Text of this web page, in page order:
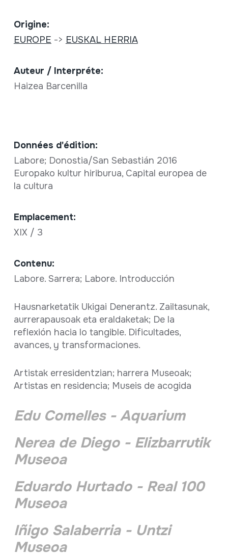
Origine:
EUROPE -> EUSKAL HERRIA
Auteur / Interpréte:
Haizea Barcenilla
Données d'édition:
Labore; Donostia/San Sebastián 2016
Europako kultur hiriburua, Capital europea de
la cultura
Emplacement:
XIX / 3
Contenu:
Labore. Sarrera; Labore. Introducción
Hausnarketatik Ukigai Denerantz. Zailtasunak,
aurrerapausoak eta eraldaketak; De la
reflexión hacia lo tangible. Dificultades,
avances, y transformaciones.
Artistak erresidentzian; harrera Museoak;
Artistas en residencia; Museis de acogida
Edu Comelles - Aquarium
Nerea de Diego - Elizbarrutik
Museoa
Eduardo Hurtado - Real 100
Museoa
Iñigo Salaberria - Untzi
Museoa